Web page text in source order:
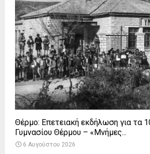
Θέρμο: Επετειακή εκδήλωση για τα
Γυμνασίου Θέρμου – «Μνήμες...
6 Αυγούστου 2026